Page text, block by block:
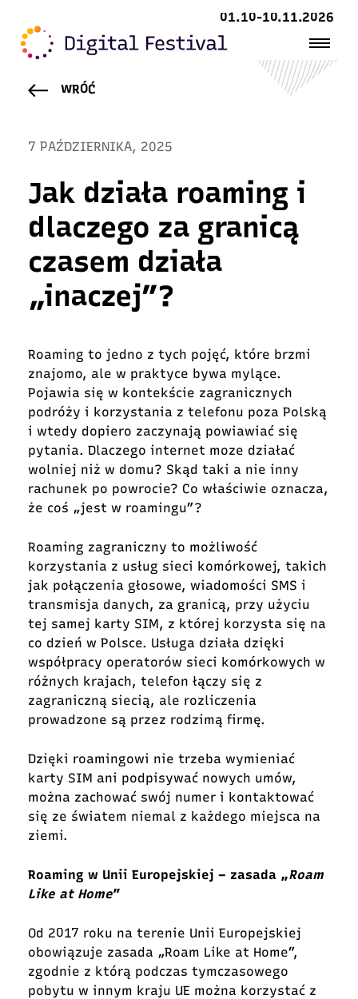
01.10-10.11.2026
WRÓĆ
7 PAŹDZIERNIKA, 2025
Jak działa roaming i
dlaczego za granicą
czasem działa
„inaczej”?
Roaming to jedno z tych pojęć, które brzmi
znajomo, ale w praktyce bywa mylące.
Pojawia się w kontekście zagranicznych
podróży i korzystania z telefonu poza Polską
i wtedy dopiero zaczynają powiawiać się
pytania. Dlaczego internet moze działać
wolniej niż w domu? Skąd taki a nie inny
rachunek po powrocie? Co właściwie oznacza,
że coś „jest w roamingu”?
Roaming zagraniczny to możliwość
korzystania z usług sieci komórkowej, takich
jak połączenia głosowe, wiadomości SMS i
transmisja danych, za granicą, przy użyciu
tej samej karty SIM, z której korzysta się na
co dzień w Polsce. Usługa działa dzięki
współpracy operatorów sieci komórkowych w
różnych krajach, telefon łączy się z
zagraniczną siecią, ale rozliczenia
prowadzone są przez rodzimą firmę.
Dzięki roamingowi nie trzeba wymieniać
karty SIM ani podpisywać nowych umów,
można zachować swój numer i kontaktować
się ze światem niemal z każdego miejsca na
ziemi.
Roaming w Unii Europejskiej – zasada „Roam
Like at Home”
Od 2017 roku na terenie Unii Europejskiej
obowiązuje zasada „Roam Like at Home”,
zgodnie z którą podczas tymczasowego
pobytu w innym kraju UE można korzystać z